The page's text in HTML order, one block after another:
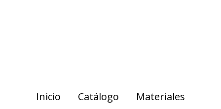
Inicio Catálogo
Materiales